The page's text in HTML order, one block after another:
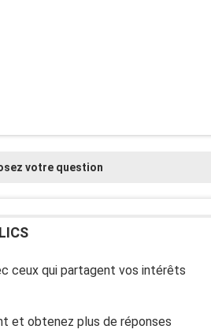
votre question
ceux qui partagent vos intérêts
et obtenez plus de réponses